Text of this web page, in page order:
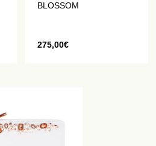
BLOSSOM
275,00€